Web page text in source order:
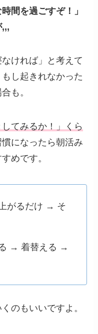
間を過ごすぞ！」
ければ」と考えて
し起きれなかった
も。
してみるか！」くら
になったら朝活み
めです。
がるだけ → そ
→ 着替える →
のもいいですよ。